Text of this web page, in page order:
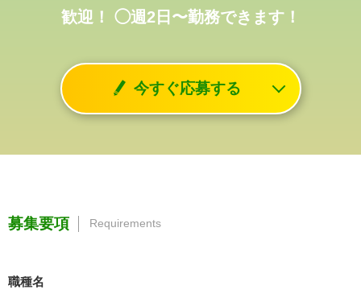
歓迎！
◯週2日〜勤務できます！
今すぐ応募する
募集要項 Requirements
職種名